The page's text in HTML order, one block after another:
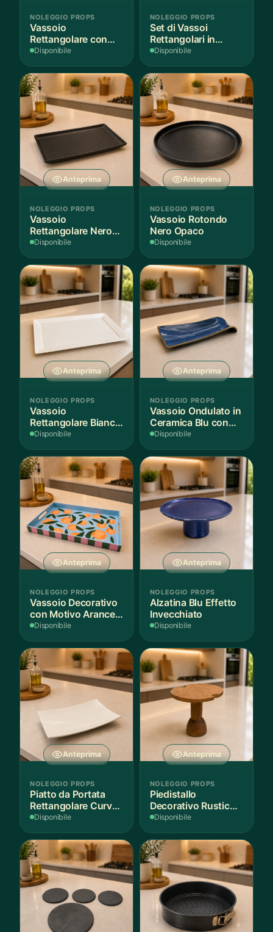
NOLEGGIO PROPS
Vassoio
Rettangolare con
Fantasia
Disponibile
NOLEGGIO PROPS
Set di Vassoi
Rettangolari in
Finitura Legno
Disponibile
Anteprima
NOLEGGIO PROPS
Vassoio
Rettangolare Nero
Opaco
Disponibile
Anteprima
NOLEGGIO PROPS
Vassoio Rotondo
Nero Opaco
Disponibile
Anteprima
NOLEGGIO PROPS
Vassoio
Rettangolare Bianco
per Scenografie
Disponibile
Anteprima
NOLEGGIO PROPS
Vassoio Ondulato in
Ceramica Blu con
Bordo Dorato
Disponibile
Anteprima
NOLEGGIO PROPS
Vassoio Decorativo
con Motivo Arance e
Foglie
Disponibile
Anteprima
NOLEGGIO PROPS
Alzatina Blu Effetto
Invecchiato
Disponibile
Anteprima
NOLEGGIO PROPS
Piatto da Portata
Rettangolare Curvo
Bianco
Disponibile
Anteprima
NOLEGGIO PROPS
Piedistallo
Decorativo Rustico
in Legno
Disponibile